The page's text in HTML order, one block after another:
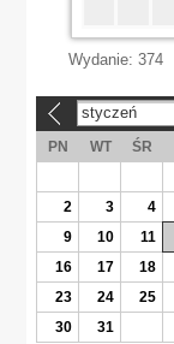
Wydanie: 374
styczeń
PN WT ŚR
2
3 4
9
10 11
16
17 18
23
24 25
30
31